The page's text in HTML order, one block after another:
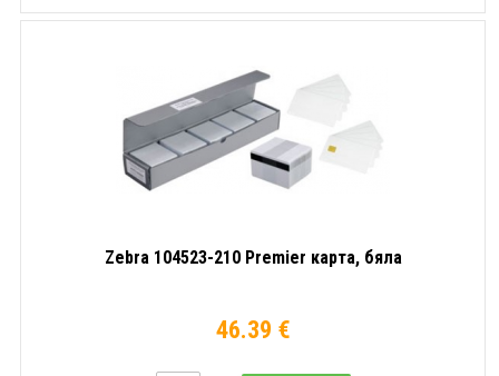
Zebra 104523-210 Premier карта, бяла
46.39 €